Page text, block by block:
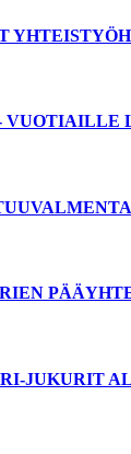
VUOTIAILLE
JUKURIT